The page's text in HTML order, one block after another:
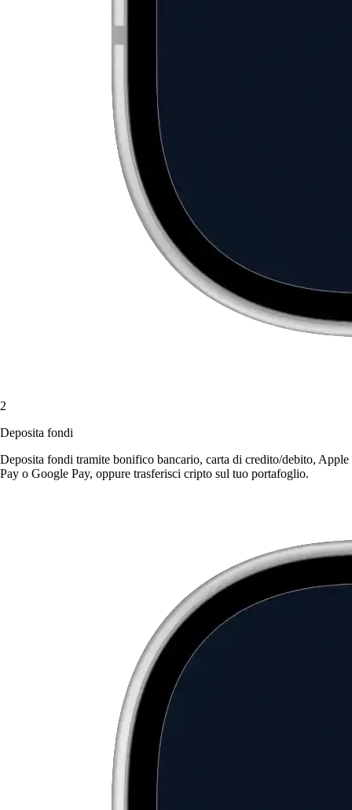
2
Deposita fondi
Deposita fondi tramite bonifico bancario, carta di credito/debito, Apple
Pay o Google Pay, oppure trasferisci cripto sul tuo portafoglio.